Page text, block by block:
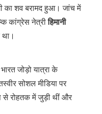
शव बरामद हुआ। जांच में
कांग्रेस नेत्रीहिमानी
जोड़ो यात्रा के
सोशल मीडिया पर
से रोहतक में जुड़ी थीं और